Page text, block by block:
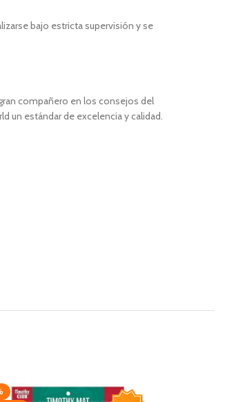
bajo estricta supervisión y se
compañero en los consejos del
un estándar de excelencia y calidad.